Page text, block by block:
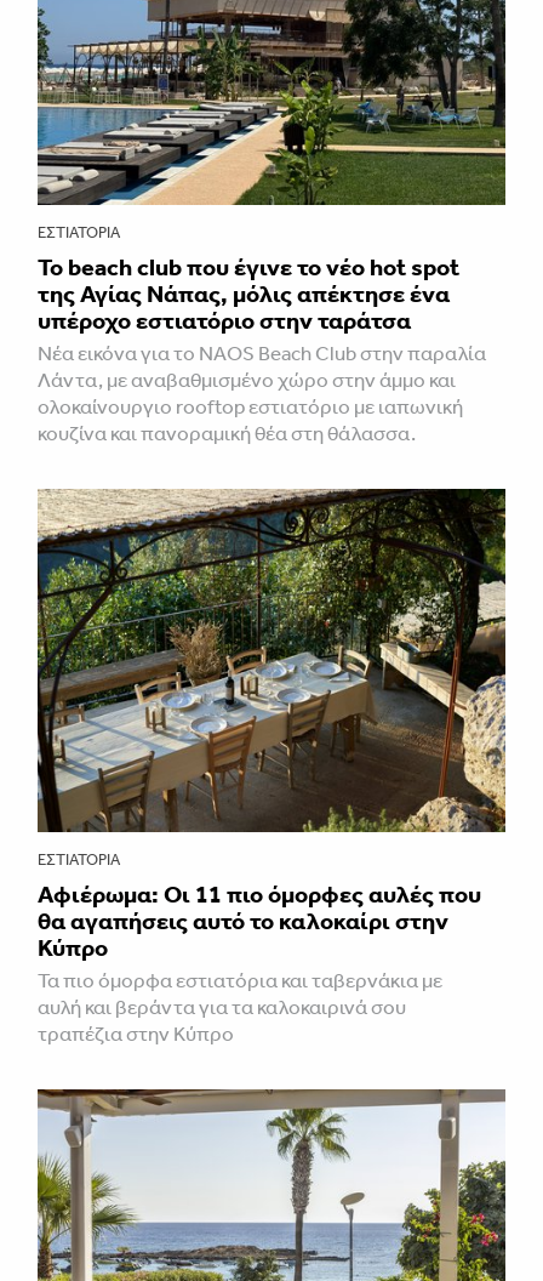
ΕΣΤΙΑΤΌΡΙΑ
Το beach club που έγινε το νέο hot spot
της Αγίας Νάπας, μόλις απέκτησε ένα
υπέροχο εστιατόριο στην ταράτσα
Νέα εικόνα για το NAOS Beach Club στην παραλία
Λάντα, με αναβαθμισμένο χώρο στην άμμο και
ολοκαίνουργιο rooftop εστιατόριο με ιαπωνική
κουζίνα και πανοραμική θέα στη θάλασσα.
ΕΣΤΙΑΤΌΡΙΑ
Αφιέρωμα: Οι 11 πιο όμορφες αυλές που
θα αγαπήσεις αυτό το καλοκαίρι στην
Κύπρο
Τα πιο όμορφα εστιατόρια και ταβερνάκια με
αυλή και βεράντα για τα καλοκαιρινά σου
τραπέζια στην Κύπρο